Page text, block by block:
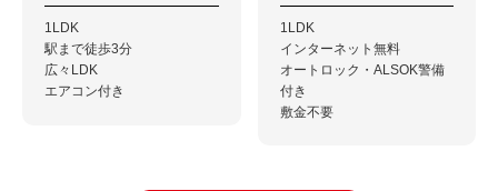
1LDK
駅まで徒歩3分
広々LDK
エアコン付き
1LDK
インターネット無料
オートロック・ALSOK警備
付き
敷金不要